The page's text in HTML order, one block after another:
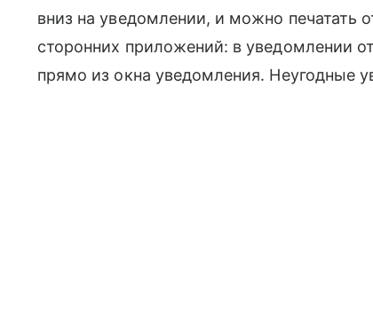
вниз на уведомлении, и можно печатать
сторонних приложений: в уведомлении
прямо из окна уведомления. Неугодные